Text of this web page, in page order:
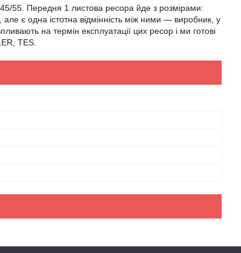
55. Передня 1 листова ресора йде з розмірами:
є одна істотна відмінність між ними — виробник, у
на термін експлуатації цих ресор і ми готові
TES.